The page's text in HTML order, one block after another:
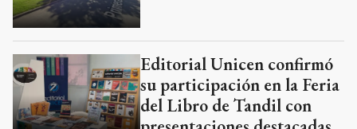
Editorial Unicen confirmó
su participación en la Feria
del Libro de Tandil con